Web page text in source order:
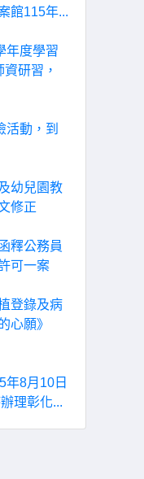
館115年...
年度學習
研習，
活動，到
幼兒園教
修正
釋公務員
可一案
登錄及病
心願》
年8月10日
理彰化...